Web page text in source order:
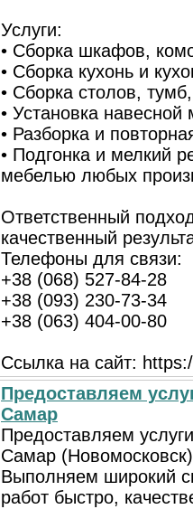
Услуги:
• Сборка шкафов,
• Сборка кухонь и
• Сборка столов,
• Установка
• Разборка и
• Подгонка и мелкий
мебелью любых
Ответственный
качественный
Телефоны для связи:
+38 (068) 527-84-28
+38 (093) 230-73-34
+38 (063) 404-00-80
Ссылка на сайт:
Предоставляем
Самар
Предоставляем
Самар
Выполняем широкий
работ быстро,